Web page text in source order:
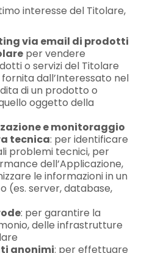
interesse del Titolare,
via email di prodotti
per vendere
o servizi del Titolare
dall’Interessato nel
di un prodotto o
oggetto della
e monitoraggio
tecnica: per identificare
problemi tecnici, per
dell’Applicazione,
le informazioni in un
(es. server, database,
: per garantire la
delle infrastrutture
anonimi: per effettuare